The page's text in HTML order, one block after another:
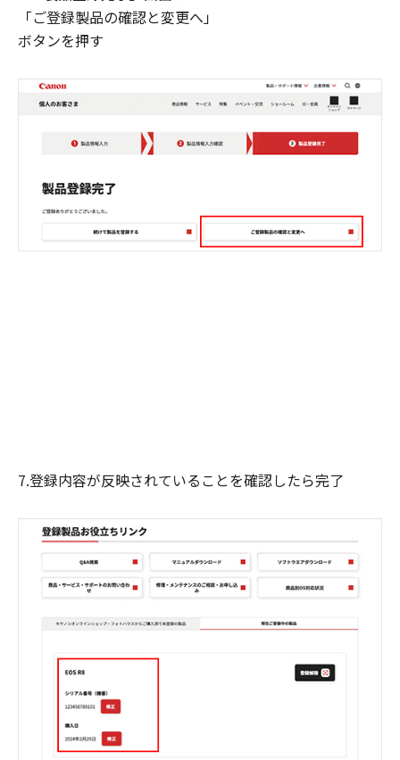
「ご登録製品の確認と変更へ」
ボタンを押す
7.登録内容が反映されていることを確認したら完了